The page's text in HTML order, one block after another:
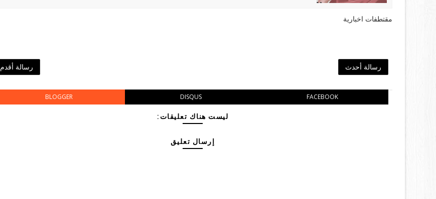
مقتطفات اخبارية
رسالة أحدث رسالة أقدم
BLOGGER DISQUS FACEBOOK
ليست هناك تعليقات:
إرسال تعليق